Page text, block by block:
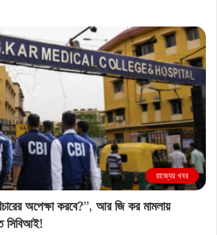
রাজ্যের খবর
অপেক্ষা করবে?”, আর জি কর মামলায়
সিবিআই!